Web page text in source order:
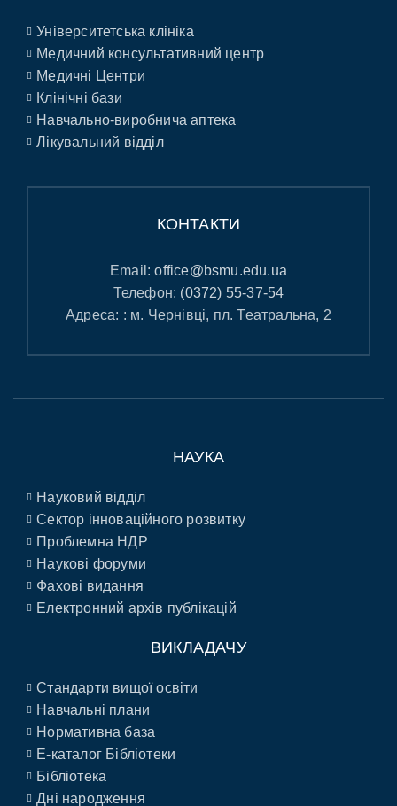
Університетська клініка
Медичний консультативний центр
Медичні Центри
Клінічні бази
Навчально-виробнича аптека
Лікувальний відділ
КОНТАКТИ
Email:office@bsmu.edu.ua
Телефон: (0372) 55-37-54
Адреса: : м. Чернівці, пл. Театральна, 2
НАУКА
Науковий відділ
Сектор інноваційного розвитку
Проблемна НДР
Наукові форуми
Фахові видання
Електронний архів публікацій
ВИКЛАДАЧУ
Стандарти вищої освіти
Навчальні плани
Нормативна база
E-каталог Бібліотеки
Бібліотека
Дні народження